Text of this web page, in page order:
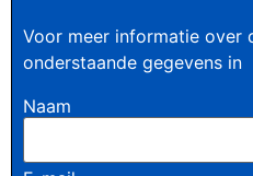
Voor meer informatie over
onderstaande gegevens in
Naam